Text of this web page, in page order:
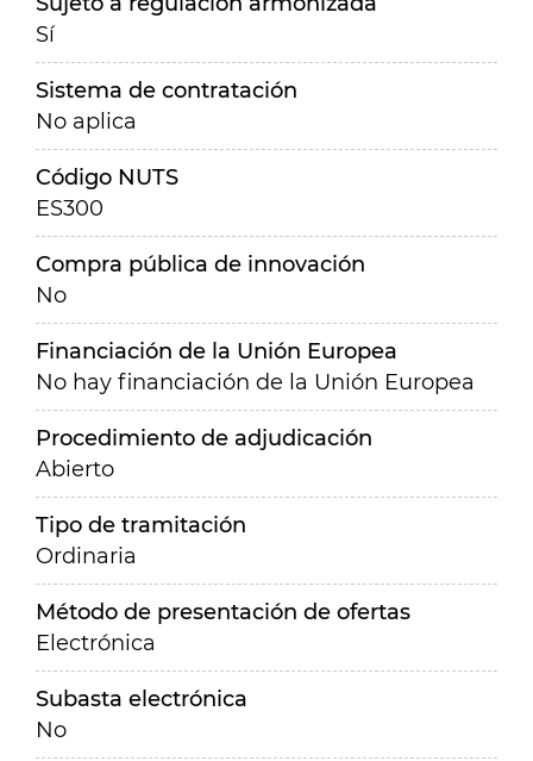
Sí
Sistema de contratación
No aplica
Código NUTS
ES300
Compra pública de innovación
No
Financiación de la Unión Europea
No hay financiación de la Unión Europea
Procedimiento de adjudicación
Abierto
Tipo de tramitación
Ordinaria
Método de presentación de ofertas
Electrónica
Subasta electrónica
No